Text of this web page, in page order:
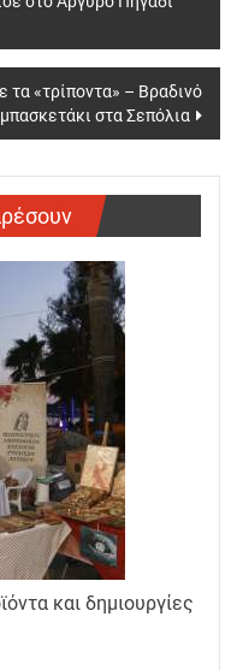
τα «τρίποντα» – Βραδινό
μπασκετάκι στα Σεπόλια
και δημιουργίες